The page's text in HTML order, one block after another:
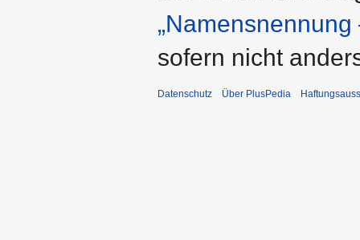
sofern nicht
Datenschutz Über PlusPedia